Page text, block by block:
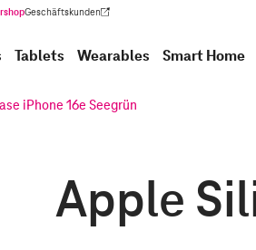
Geschäftskunden
(Wird in einem neuen Tab geöffnet)
Tablets Wearables Smart Home
iPhone 16e Seegrün
Apple